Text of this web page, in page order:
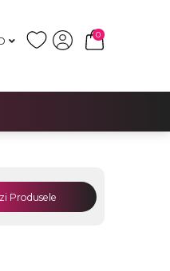
0
Produsele